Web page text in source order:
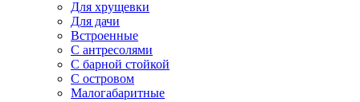
Для хрущевки
Для дачи
Встроенные
С антресолями
С барной стойкой
С островом
Малогабаритные